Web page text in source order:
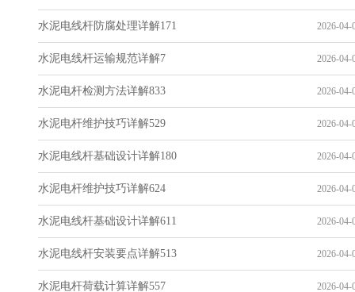
水泥电线杆防腐处理详解171 2026-04-
水泥电线杆运输规范详解7 2026-04-
水泥电杆检测方法详解833 2026-04-
水泥电杆维护技巧详解529 2026-04-
水泥电线杆基础设计详解180 2026-04-
水泥电杆维护技巧详解624 2026-04-
水泥电线杆基础设计详解611 2026-04-
水泥电线杆安装要点详解513 2026-04-
水泥电杆荷载计算详解557 2026-04-